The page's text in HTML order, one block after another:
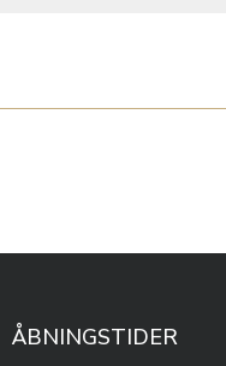
ÅBNINGSTIDER